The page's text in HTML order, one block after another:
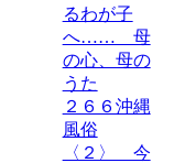
るわが子
へ…… 母
の心、母の
うた
２６６沖縄
風俗
〈２〉 今